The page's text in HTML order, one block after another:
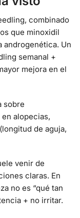
combinado
que minoxidil
androgenética. Un
semanal +
mejora en el
sobre
alopecias,
de aguja,
venir de
claras. En
no es “qué tan
+ no irritar.